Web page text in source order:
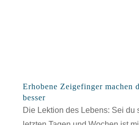
Erhobene Zeigefinger machen
besser
Die Lektion des Lebens: Sei du